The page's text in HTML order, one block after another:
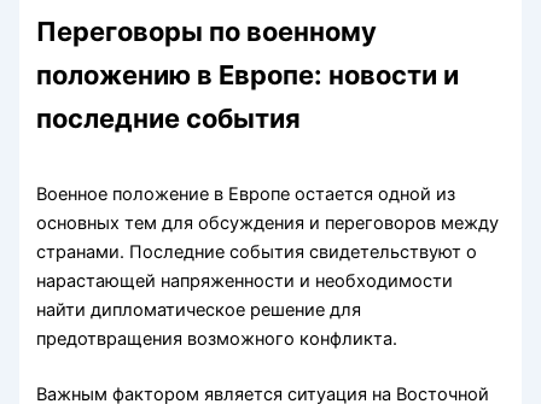
Переговоры по военному
положению в Европе: новости и
последние события
Военное положение в Европе остается одной из
основных тем для обсуждения и переговоров между
странами. Последние события свидетельствуют о
нарастающей напряженности и необходимости
найти дипломатическое решение для
предотвращения возможного конфликта.
Важным фактором является ситуация на Восточной